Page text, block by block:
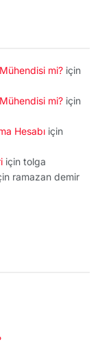
mi? için
mi? için
Hesabı için
için tolga
ramazan demir